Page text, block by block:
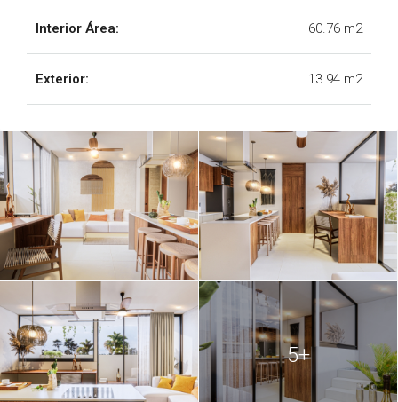
Interior Área: 60.76 m2
Exterior: 13.94 m2
5+